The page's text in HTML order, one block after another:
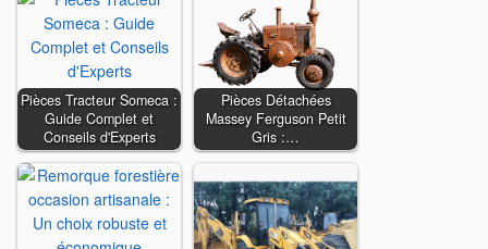
Pièces Tracteur Someca :
Guide Complet et
Conseils d'Experts
Pièces Détachées
Massey Ferguson Petit
Gris :…